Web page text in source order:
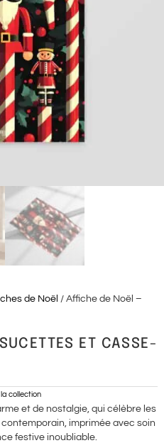
de Noël / Affiche de Noël –
ET CASSE-
la collection
et de nostalgie, qui célèbre les
imprimée avec soin
festive inoubliable.